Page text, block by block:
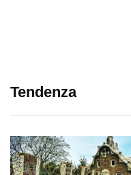
Tendenza